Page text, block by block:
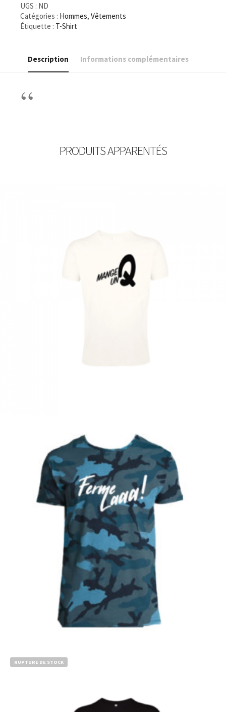
"Empêche
Moi"
UGS : ND
Catégories : Hommes, Vêtements
Étiquette : T-Shirt
Description Informations complémentaires
PRODUITS APPARENTÉS
€
RUPTURE DE STOCK